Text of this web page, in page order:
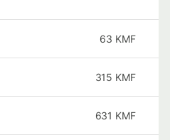
63 KMF
315 KMF
631 KMF